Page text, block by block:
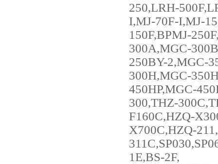
250,LRH-
I,MJ-70F-I,MJ-
150F,BPMJ-
300A,MGC-
250BY-2,MGC-
300H,MGC-
450HP,MGC-
300,THZ-
F160C,HZQ-
X700C,HZQ-
1E,BS-2F,